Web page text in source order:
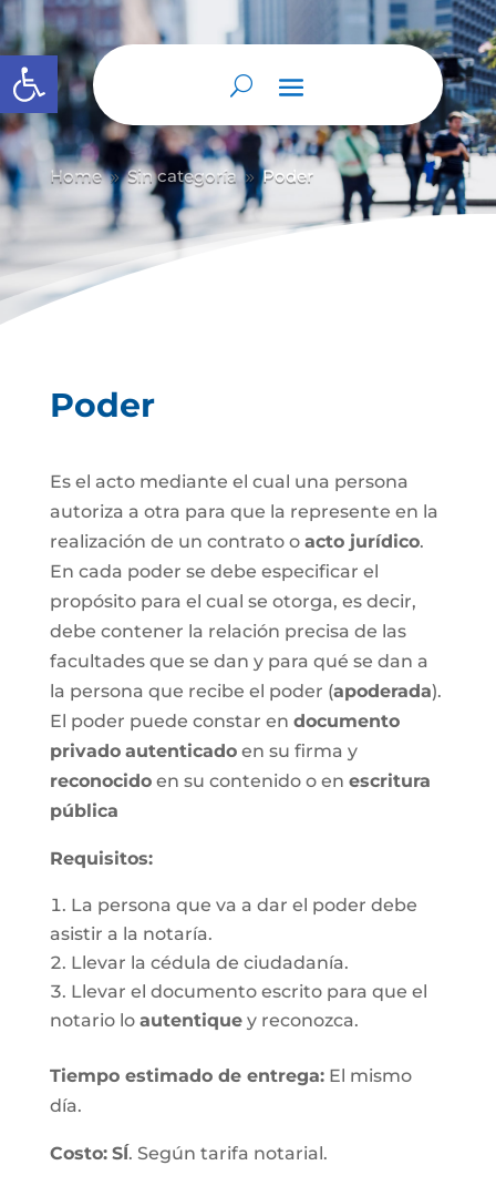
Abrir barra de herramientas
Home 9 Sin categoría 9 Poder
Poder
Es el acto mediante el cual una persona
autoriza a otra para que la represente en la
realización de un contrato o acto jurídico.
En cada poder se debe especificar el
propósito para el cual se otorga, es decir,
debe contener la relación precisa de las
facultades que se dan y para qué se dan a
la persona que recibe el poder (apoderada).
El poder puede constar en documento
privado autenticadoen su firma y
reconocidoen su contenido o en escritura
pública
Requisitos:
La persona que va a dar el poder debe
asistir a la notaría.
Llevar la cédula de ciudadanía.
Llevar el documento escrito para que el
notario lo autentiquey reconozca.
Tiempo estimado de entrega:El mismo
día.
Costo: SÍ. Según tarifa notarial.